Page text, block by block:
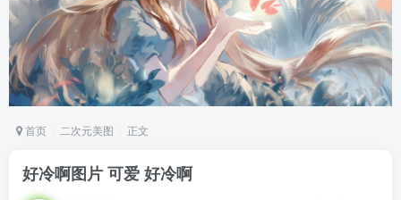
首页 二次元美图 正文
好冷啊图片 可爱 好冷啊